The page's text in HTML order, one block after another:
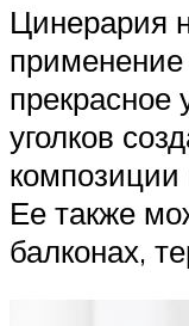
Цинерария
уголков
композиции
Ее также
балконах,